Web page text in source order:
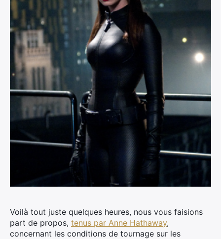
Voilà tout juste quelques heures, nous vous faisions
part de propos, tenus par Anne Hathaway,
concernant les conditions de tournage sur les